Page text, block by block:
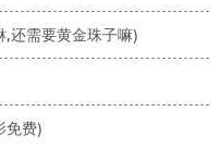
,还需要黄金珠子嘛)
免费)